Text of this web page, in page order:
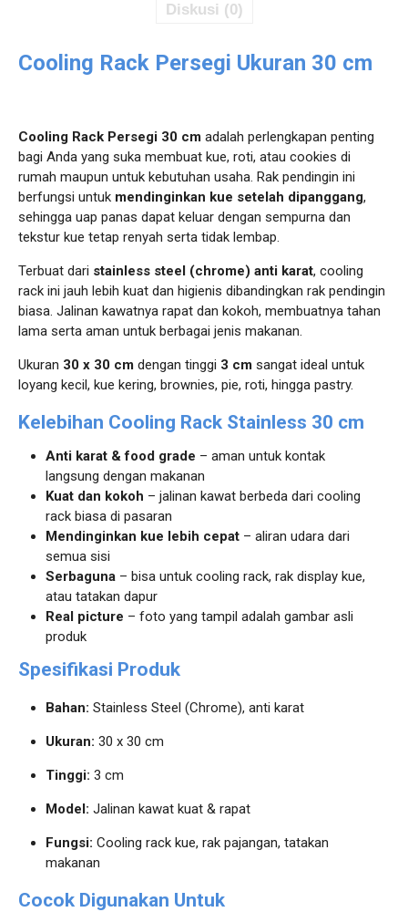
Diskusi (0)
Cooling Rack Persegi Ukuran 30 cm
Cooling Rack Persegi 30 cm adalah perlengkapan penting
bagi Anda yang suka membuat kue, roti, atau cookies di
rumah maupun untuk kebutuhan usaha. Rak pendingin ini
berfungsi untuk mendinginkan kue setelah dipanggang,
sehingga uap panas dapat keluar dengan sempurna dan
tekstur kue tetap renyah serta tidak lembap.
Terbuat dari stainless steel (chrome) anti karat, cooling
rack ini jauh lebih kuat dan higienis dibandingkan rak pendingin
biasa. Jalinan kawatnya rapat dan kokoh, membuatnya tahan
lama serta aman untuk berbagai jenis makanan.
Ukuran 30 x 30 cm dengan tinggi 3 cm sangat ideal untuk
loyang kecil, kue kering, brownies, pie, roti, hingga pastry.
Kelebihan Cooling Rack Stainless 30 cm
Anti karat & food grade – aman untuk kontak
langsung dengan makanan
Kuat dan kokoh – jalinan kawat berbeda dari cooling
rack biasa di pasaran
Mendinginkan kue lebih cepat – aliran udara dari
semua sisi
Serbaguna – bisa untuk cooling rack, rak display kue,
atau tatakan dapur
Real picture – foto yang tampil adalah gambar asli
produk
Spesifikasi Produk
Bahan: Stainless Steel (Chrome), anti karat
Ukuran: 30 x 30 cm
Tinggi: 3 cm
Model: Jalinan kawat kuat & rapat
Fungsi: Cooling rack kue, rak pajangan, tatakan
makanan
Cocok Digunakan Untuk